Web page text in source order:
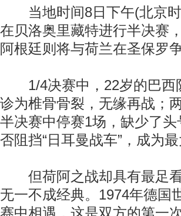
当地时间8日下午(北京时
在贝洛奥里藏特进行半决赛
阿根廷则将与荷兰在圣保罗
1/4决赛中，22岁的巴西
诊为椎骨骨裂，无缘再战；
半决赛中停赛1场，缺少了
否阻挡“日耳曼战车”，成为最
但荷阿之战却具有最足看
无一不成经典。1974年德国